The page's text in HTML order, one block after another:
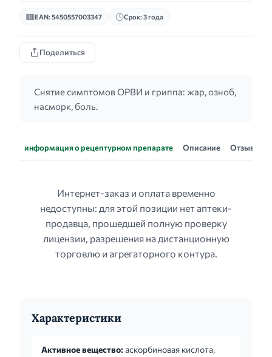
EAN: 5450557003347 Срок: 3 года
Поделиться
Снятие симптомов ОРВИ и гриппа: жар, озноб,
насморк, боль.
информация о рецептурном препарате Описание Отзывы
Интернет-заказ и оплата временно
недоступны: для этой позиции нет аптеки-
продавца, прошедшей полную проверку
лицензии, разрешения на дистанционную
торговлю и агрегаторного контура.
Характеристики
Активное вещество: аскорбиновая кислота,